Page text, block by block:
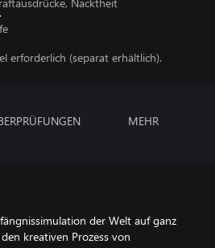
erforderlich (separat erhältlich).
MEHR
der Welt auf ganz
kreativen Prozess von